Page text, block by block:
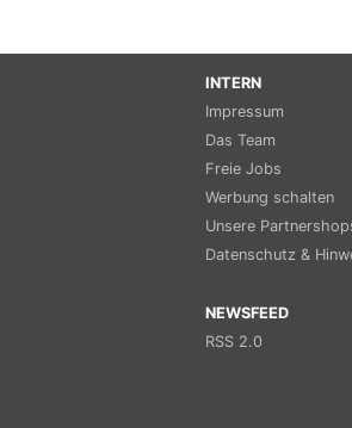
INTERN
Impressum
Das Team
Freie Jobs
Werbung schalten
Unsere
Datenschutz &
NEWSFEED
RSS 2.0